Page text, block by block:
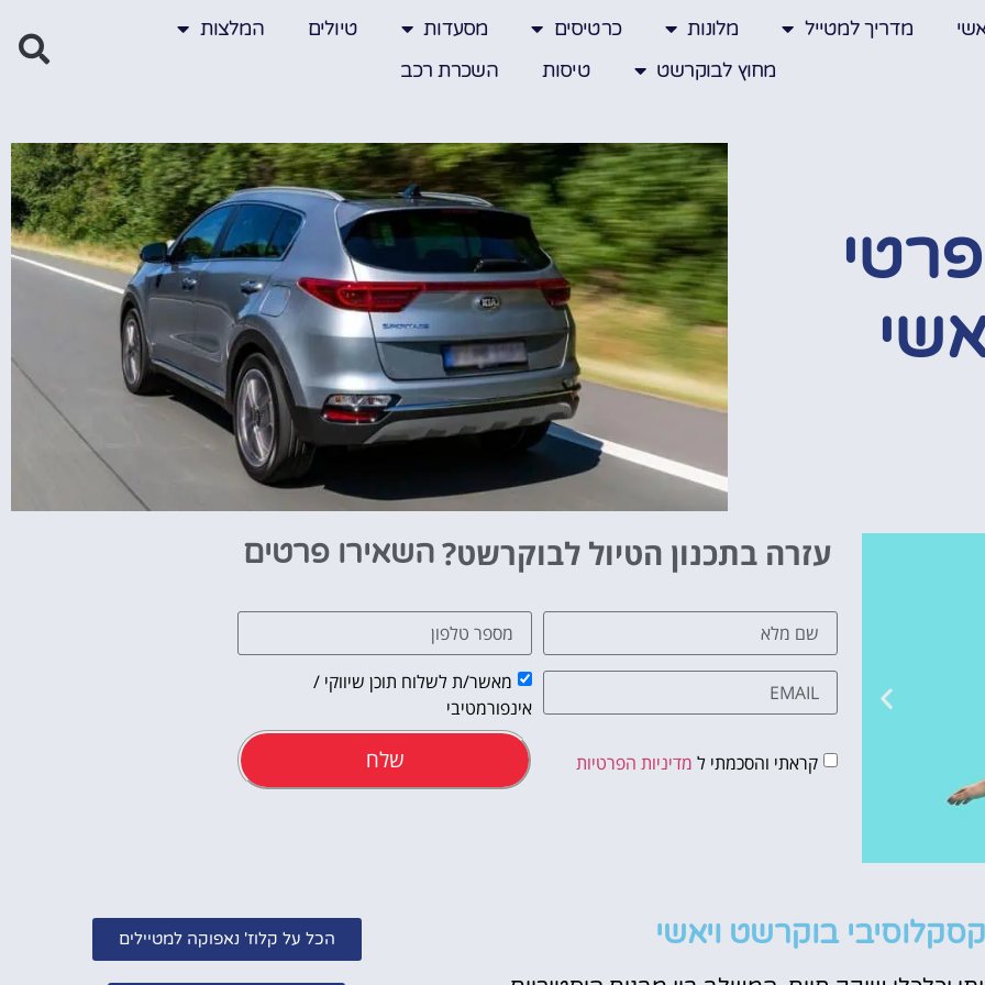
מדריך למטייל מלונות כרטיסים מסעדות טיולים
המלצות
מחוץ לבוקרשט
טיסות השכרת רכב
מלונות
מציאת מלון
וסיורים
עזרה בתכנון הטיול לבוקרשט? השאירו פרטים
מאשר/ת לשלוח תוכן שיווקי /
אינפורמטיבי
קראתי והסכמתי ל מדיניות הפרטיות שלח
בוקרשט ויאשי הכל על קלוז' נאפוקה למטיילים